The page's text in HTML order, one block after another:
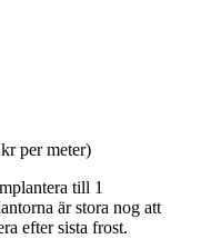
per meter)
till 1
är stora nog att
efter sista frost.